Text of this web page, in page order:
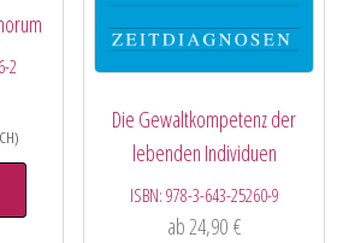
2
Die Gewaltkompetenz der
lebenden Individuen
ISBN: 978-3-643-25260-9
ab24,90 €